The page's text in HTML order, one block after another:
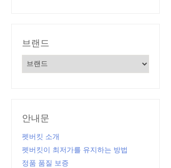
브랜드
안내문
펫버킷 소개
펫버킷이 최저가를 유지하는 방법
정품 품질 보증